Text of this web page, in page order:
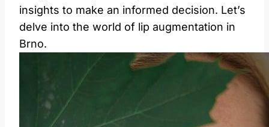
insights to make an informed decision. Let’s
⁤delve into the world of lip augmentation in
Brno.